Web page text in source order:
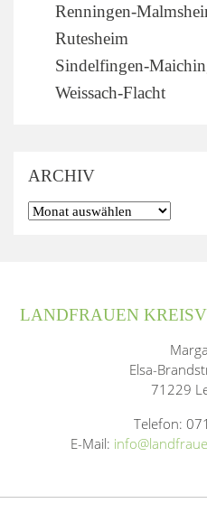
Renningen-
Rutesheim
Sindelfingen-
Weissach-Flacht
ARCHIV
LANDFRAUEN
Elsa-
71229
Telefon:
E-Mail: